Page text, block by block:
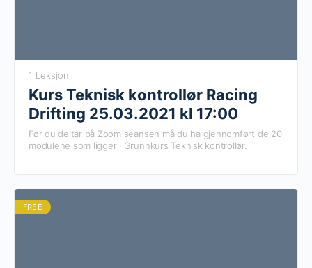
1 Leksjon
Kurs Teknisk kontrollør Racing
Drifting 25.03.2021 kl 17:00
Før du deltar på Zoom seansen må du ha gjennomført de 20
modulene som ligger i Grunnkurs Teknisk kontrollør.
FREE